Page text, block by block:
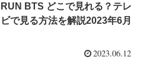
RUN BTS どこで見れる？テレ
ビで見る方法を解説2023年6月
2023.06.12